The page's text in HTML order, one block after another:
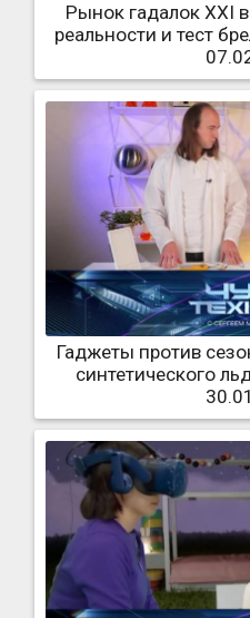
Рынок гадалок XXI
реальности и тест
Гаджеты против
синтетического